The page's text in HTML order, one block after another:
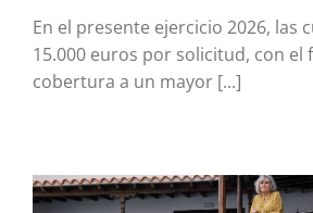
En el presente ejercicio 2026, las
15.000 euros por solicitud, con el
cobertura a un mayor [...]